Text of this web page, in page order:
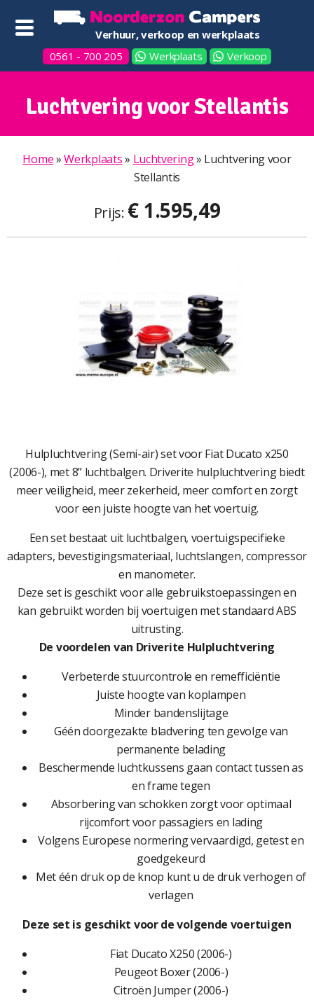
Verhuur, verkoop en werkplaats
0561 - 700 205
Werkplaats Verkoop
Luchtvering voor Stellantis
Home»Werkplaats» Luchtvering» Luchtvering voor
Stellantis
Prijs: € 1.595,49
Hulpluchtvering (Semi-air) set voor Fiat Ducato x250
(2006-), met 8” luchtbalgen. Driverite hulpluchtvering biedt
meer veiligheid, meer zekerheid, meer comfort en zorgt
voor een juiste hoogte van het voertuig.
Een set bestaat uit luchtbalgen, voertuigspecifieke
adapters, bevestigingsmateriaal, luchtslangen, compressor
en manometer.
Deze set is geschikt voor alle gebruikstoepassingen en
kan gebruikt worden bij voertuigen met standaard ABS
uitrusting.
De voordelen van Driverite Hulpluchtvering
Verbeterde stuurcontrole en remefficiëntie
Juiste hoogte van koplampen
Minder bandenslijtage
Géén doorgezakte bladvering ten gevolge van
permanente belading
Beschermende luchtkussens gaan contact tussen as
en frame tegen
Absorbering van schokken zorgt voor optimaal
rijcomfort voor passagiers en lading
Volgens Europese normering vervaardigd, getest en
goedgekeurd
Met één druk op de knop kunt u de druk verhogen of
verlagen
Deze set is geschikt voor de volgende voertuigen
Fiat Ducato X250 (2006-)
Peugeot Boxer (2006-)
Citroën Jumper (2006-)